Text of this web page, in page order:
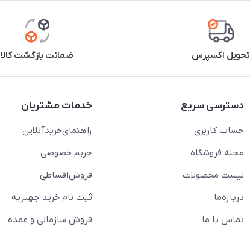
تحویل اکسپرس ضمانت بازگشت کالا
دسترسی سریع
حساب کاربری
مجله فروشگاه
لیست محصولات
درباره‌ما
تماس با ما
خدمات مشتریان
راهنمای‌خرید‌آنلاین
حریم خصوصی
فروش‌اقساطی
ثبت نام خرید جهیزیه
فروش سازمانی و عمده